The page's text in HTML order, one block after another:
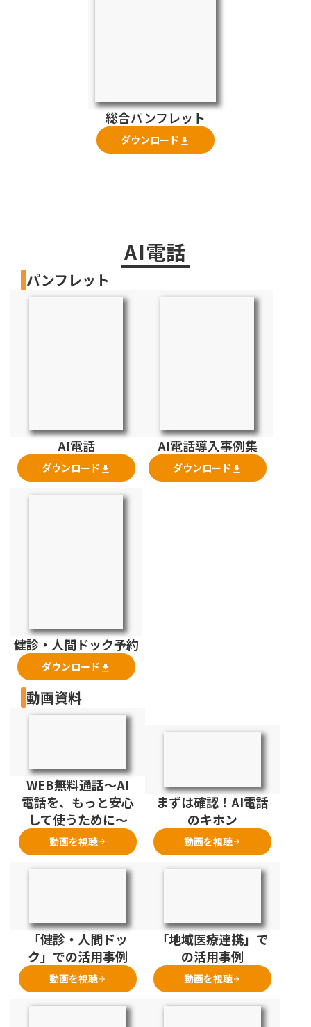
総合パンフレット
ダウンロード file_download
AI電話
パンフレット
AI電話
ダウンロード file_download
AI電話導入事例集
ダウンロード file_download
健診・人間ドック予約
ダウンロード file_download
動画資料
WEB無料通話～AI
電話を、もっと安心
して使うために～
動画を視聴arrow_forward
まずは確認！AI電話
のキホン
動画を視聴arrow_forward
「健診・人間ドッ
ク」での活用事例
動画を視聴arrow_forward
「地域医療連携」で
の活用事例
動画を視聴arrow_forward